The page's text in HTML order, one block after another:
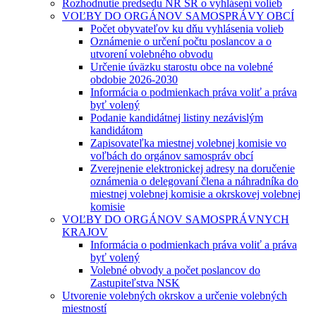
Rozhodnutie predsedu NR SR o vyhlásení volieb
VOĽBY DO ORGÁNOV SAMOSPRÁVY OBCÍ
Počet obyvateľov ku dňu vyhlásenia volieb
Oznámenie o určení počtu poslancov a o
utvorení volebného obvodu
Určenie úväzku starostu obce na volebné
obdobie 2026-2030
Informácia o podmienkach práva voliť a práva
byť volený
Podanie kandidátnej listiny nezávislým
kandidátom
Zapisovateľka miestnej volebnej komisie vo
voľbách do orgánov samospráv obcí
Zverejnenie elektronickej adresy na doručenie
oznámenia o delegovaní člena a náhradníka do
miestnej volebnej komisie a okrskovej volebnej
komisie
VOĽBY DO ORGÁNOV SAMOSPRÁVNYCH
KRAJOV
Informácia o podmienkach práva voliť a práva
byť volený
Volebné obvody a počet poslancov do
Zastupiteľstva NSK
Utvorenie volebných okrskov a určenie volebných
miestností